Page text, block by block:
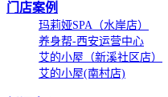
门店案例
玛莉娅SPA（水岸店）
养身帮-西安运营中心
艾的小屋（新溪社区店）
艾的小屋(南村店)